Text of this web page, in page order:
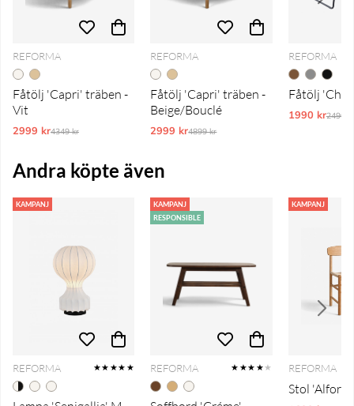
REFORMA
Fåtölj 'Capri' träben -
Vit
2999 krOrdinarie pris:
4349 kr
REFORMA
Fåtölj 'Capri' träben -
Beige/Bouclé
2999 krOrdinarie pris:
4899 kr
REFORMA
Fåtölj
1990 kr2490 kr
Andra köpte även
KAMPANJ
REFORMA ★★★★★
KAMPANJ
RESPONSIBLE
REFORMA ★★★★★
KAMPANJ
REFORMA
Stol 'Alfors'